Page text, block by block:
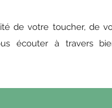
de votre toucher, de
écouter à travers